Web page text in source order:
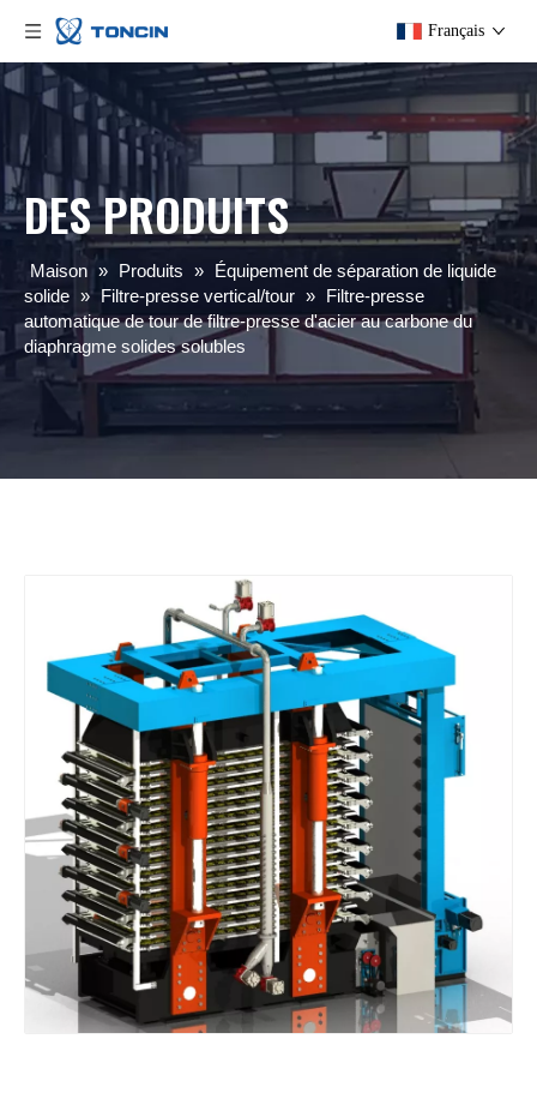
Français
DES PRODUITS
Maison » Produits » Équipement de séparation de liquide
solide » Filtre-presse vertical/tour » Filtre-presse
automatique de tour de filtre-presse d'acier au carbone du
diaphragme solides solubles